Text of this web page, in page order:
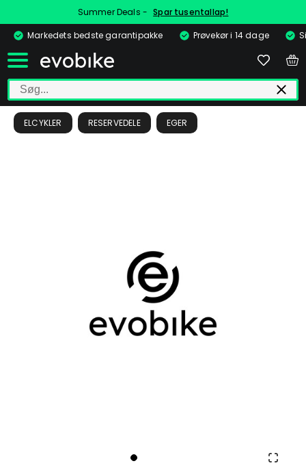
Summer Deals - Spar tusentallap!
Markedets bedste garantipakke
Prøvekør i 14 dage
ELCYKLER RESERVEDELE EGER